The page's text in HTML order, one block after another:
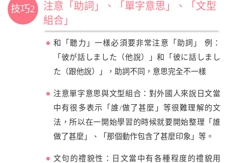
技巧2
注意「助詞」、「單字意思」、「文型
組合」
和「聽力」一樣必須要非常注意「助詞」 例：
「彼が話しました（他說）」和「彼に話しまし
た（跟他說）」，助詞不同，意思完全不一樣
注意單字意思與文型組合：對外國人來說日文當
中有很多表示「誰/做了甚麼」等很難理解的文
法，所以在一開始學習的時候就要開始整理「誰
做了甚麼」、「那個動作包含了甚麼印象」等。
文句的禮貌性：日文當中有各種程度的禮貌用